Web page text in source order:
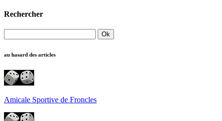
Rechercher
au hasard des articles
Amicale Sportive de Froncles